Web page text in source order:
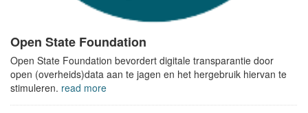
Open State Foundation
Open State Foundation bevordert digitale transparantie door
open (overheids)data aan te jagen en het hergebruik hiervan te
stimuleren. read more